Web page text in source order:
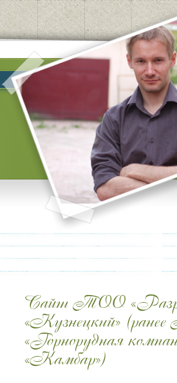
Сайт ТОО
«Кузнецкий»
«Горнорудная
«Камбар»)